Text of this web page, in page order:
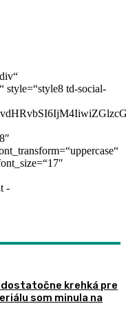
style=“style8 td-social-
-
dostatočne krehká pre
som minula na